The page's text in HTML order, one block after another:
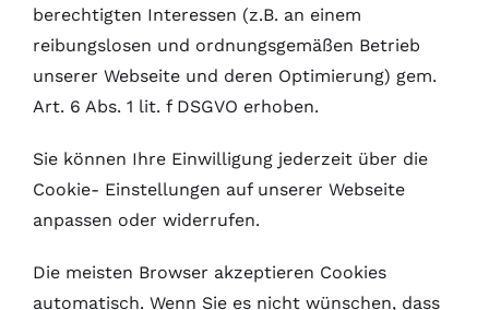
berechtigten Interessen (z.B. an einem
reibungslosen und ordnungsgemäßen Betrieb
unserer Webseite und deren Optimierung) gem.
Art. 6 Abs. 1 lit. f DSGVO erhoben.
Sie können Ihre Einwilligung jederzeit über die
Cookie- Einstellungen auf unserer Webseite
anpassen oder widerrufen.
Die meisten Browser akzeptieren Cookies
automatisch. Wenn Sie es nicht wünschen, dass